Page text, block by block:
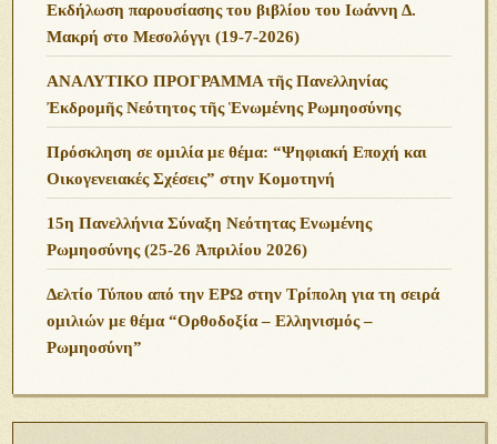
Εκδήλωση παρουσίασης του βιβλίου του Ιωάννη Δ.
Μακρή στο Μεσολόγγι (19-7-2026)
ΑΝΑΛΥΤΙΚΟ ΠΡΟΓΡΑΜΜΑ τῆς Πανελληνίας
Ἐκδρομῆς Νεότητος τῆς Ἑνωμένης Ρωμηοσύνης
Πρόσκληση σε ομιλία με θέμα: “Ψηφιακή Εποχή και
Οικογενειακές Σχέσεις” στην Κομοτηνή
15η Πανελλήνια Σύναξη Νεότητας Ενωμένης
Ρωμηοσύνης (25-26 Ἀπριλίου 2026)
Δελτίο Τύπου από την ΕΡΩ στην Τρίπολη για τη σειρά
ομιλιών με θέμα “Ορθοδοξία – Ελληνισμός –
Ρωμηοσύνη”